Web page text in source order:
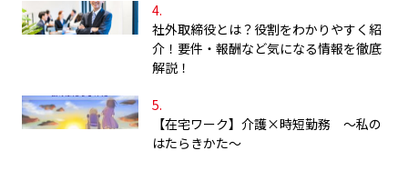
社外取締役とは？役割をわかりやすく紹
介！要件・報酬など気になる情報を徹底
解説！
【在宅ワーク】介護×時短勤務 ～私の
はたらきかた～